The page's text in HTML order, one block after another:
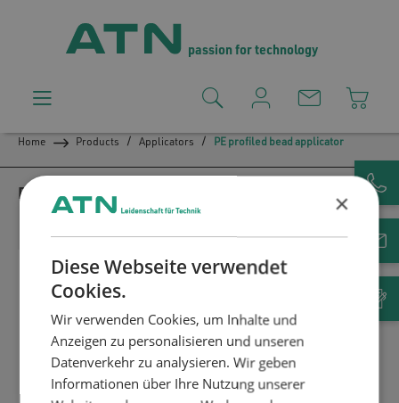
passion for technology
Home Products Applicators PE profiled bead applicator
PE PROFILED BEAD APPLICATOR
*The product may differ from the picture
×
Diese Webseite verwendet
Cookies.
Wir verwenden Cookies, um Inhalte und
Anzeigen zu personalisieren und unseren
Datenverkehr zu analysieren. Wir geben
Informationen über Ihre Nutzung unserer